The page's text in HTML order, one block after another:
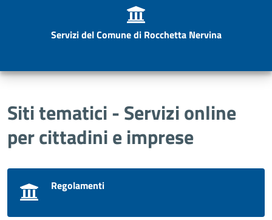
Servizi del Comune di Rocchetta Nervina
Siti tematici - Servizi online
per cittadini e imprese
Regolamenti